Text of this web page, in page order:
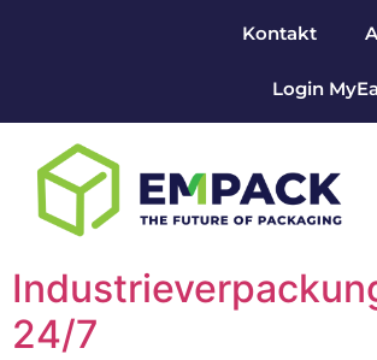
Kontakt
Login
24/7